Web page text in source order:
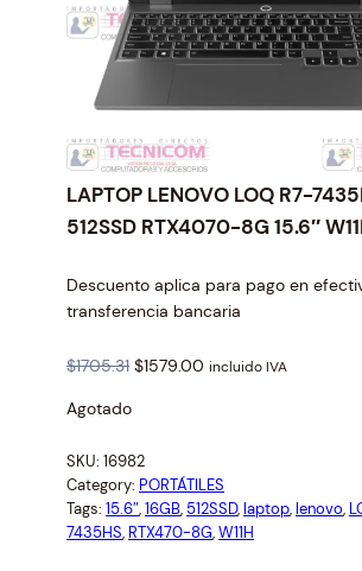
LAPTOP LENOVO LOQ R7-
512SSD RTX4070-8G 15.6″
Descuento aplica para pago en
transferencia bancaria
$1705.31 O
i
n
a
l
$1579.00 C
n
t
p
incluido IVA
Agotado
SKU: 16982
Category: PORTÁTILES
Tags: 15.6″, 16GB, 512SSD, laptop, lenovo,
7435HS, RTX470-8G, W11H